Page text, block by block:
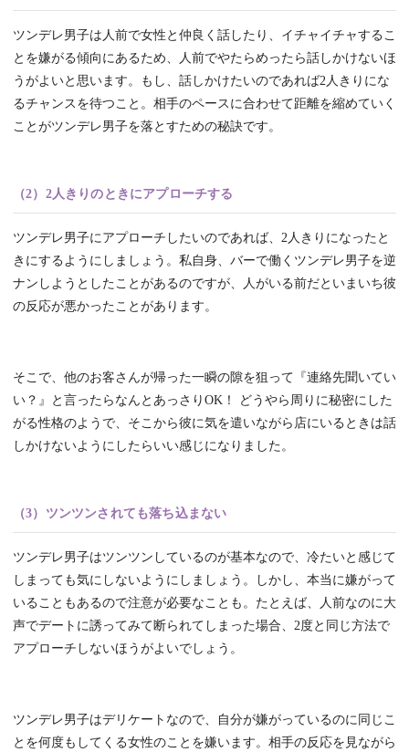
ツンデレ男子は人前で女性と仲良く話したり、イチャイチャするこ
とを嫌がる傾向にあるため、人前でやたらめったら話しかけないほ
うがよいと思います。もし、話しかけたいのであれば2人きりにな
るチャンスを待つこと。相手のペースに合わせて距離を縮めていく
ことがツンデレ男子を落とすための秘訣です。
（2）2人きりのときにアプローチする
ツンデレ男子にアプローチしたいのであれば、2人きりになったと
きにするようにしましょう。私自身、バーで働くツンデレ男子を逆
ナンしようとしたことがあるのですが、人がいる前だといまいち彼
の反応が悪かったことがあります。
そこで、他のお客さんが帰った一瞬の隙を狙って『連絡先聞いてい
い？』と言ったらなんとあっさりOK！ どうやら周りに秘密にした
がる性格のようで、そこから彼に気を遣いながら店にいるときは話
しかけないようにしたらいい感じになりました。
（3）ツンツンされても落ち込まない
ツンデレ男子はツンツンしているのが基本なので、冷たいと感じて
しまっても気にしないようにしましょう。しかし、本当に嫌がって
いることもあるので注意が必要なことも。たとえば、人前なのに大
声でデートに誘ってみて断られてしまった場合、2度と同じ方法で
アプローチしないほうがよいでしょう。
ツンデレ男子はデリケートなので、自分が嫌がっているのに同じこ
とを何度もしてくる女性のことを嫌います。相手の反応を見ながら